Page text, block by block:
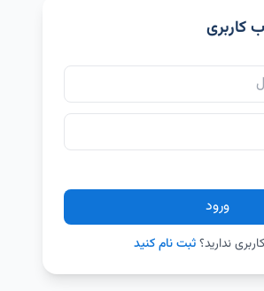
کاربری
ورود
ندارید؟ثبت نام کنید